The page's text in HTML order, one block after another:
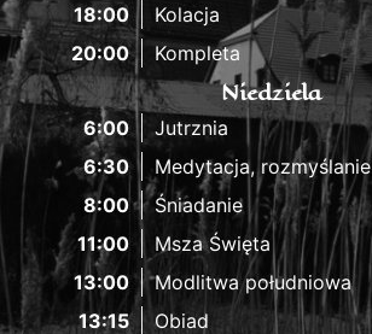
18:00
Kolacja
20:00
Kompleta
Niedziela
6:00
Jutrznia
6:30
Medytacja, rozmyślanie
8:00
Śniadanie
11:00
Msza Święta
13:00
Modlitwa południowa
13:15
Obiad